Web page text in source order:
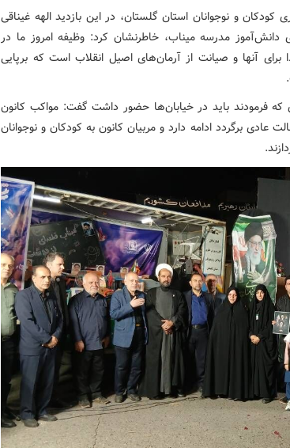
و نوجوانان استان گلستان، در این بازدید ‌الهه غیناقی
مدرسه میناب، خاطرنشان کرد: وظیفه امروز ما در
آنها و صیانت از آرمان‌های اصیل انقلاب است که برپایی
که فرمودند باید در خیابان‌ها حضور داشت گفت: مواکب کانون
برگردد ادامه دارد و مربیان کانون به کودکان و نوجوانان